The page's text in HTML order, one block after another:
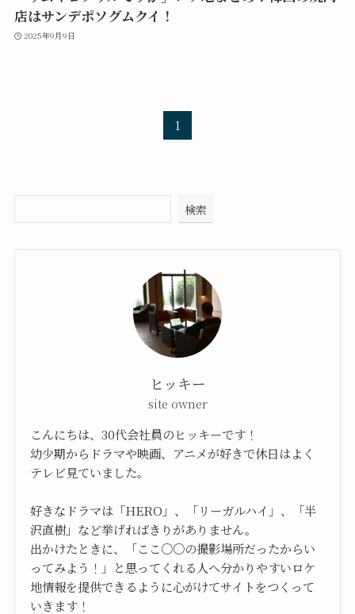
店はサンデポソグムクイ！
2025年9月9日
1
検索
ヒッキー
site owner
こんにちは、30代会社員のヒッキーです！
幼少期からドラマや映画、アニメが好きで休日はよく
テレビ見ていました。
好きなドラマは「HERO」、「リーガルハイ」、「半
沢直樹」など挙げればきりがありません。
出かけたときに、「ここ○○の撮影場所だったからい
ってみよう！」と思ってくれる人へ分かりやすいロケ
地情報を提供できるように心がけてサイトをつくって
いきます！